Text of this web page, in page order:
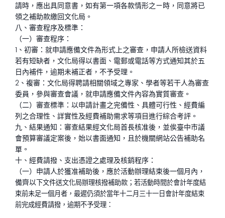
請時，應出具同意書，如有第一項各款情形之ㄧ時，同意將已
領之補助款繳回文化局。
八、審查程序及標準：
（一）審查程序：
1、初審：就申請應備文件為形式上之審查，申請人所檢送資料
若有短缺者，文化局得以書面、電郵或電話等方式通知其於五
日內補件，逾期未補正者，不予受理。
2、複審：文化局得聘請相關領域之專家、學者等若干人為審查
委員，參與審查會議，就申請應備文件內容為實質審查。
（二）審查標準：以申請計畫之完備性、具體可行性、經費編
列之合理性、詳實性及經費補助需求等項目進行綜合考評。
九、結果通知：審查結果經文化局首長核准後，並俟臺中市議
會預算審議定案後，始以書面通知，且於機關網站公告補助名
單。
十、經費請撥、支出憑證之處理及核銷程序：
（一）申請人於獲准補助後，應於活動辦理結束後一個月內，
備齊以下文件送文化局辦理核撥補助款；若活動時間於會計年度結
束前未足一個月者，最遲仍須於當年十二月三十一日會計年度結束
前完成經費請撥，逾期不予受理：